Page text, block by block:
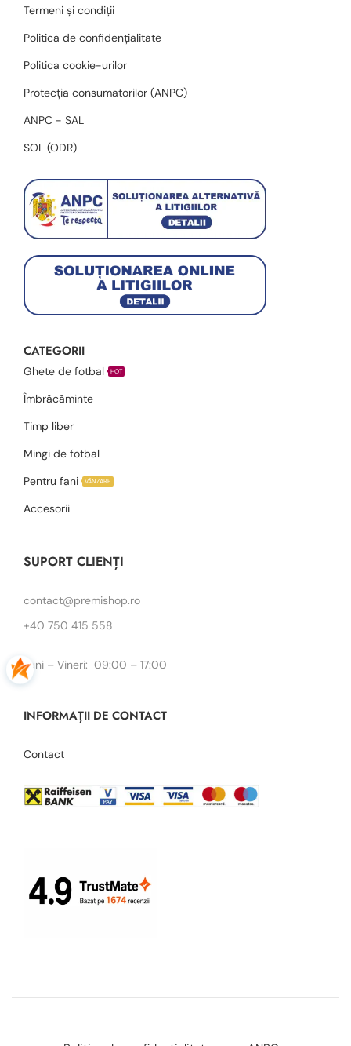
Termeni și condiții
Politica de confidențialitate
Politica cookie-urilor
Protecția consumatorilor (ANPC)
ANPC - SAL
SOL (ODR)
CATEGORII
Ghete de fotbal HOT
Îmbrăcăminte
Timp liber
Mingi de fotbal
Pentru fani
VÂNZARE
Accesorii
SUPORT CLIENȚI
contact@premishop.ro
+40 750 415 558
Luni – Vineri: 09:00 – 17:00
INFORMAȚII DE CONTACT
Contact